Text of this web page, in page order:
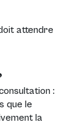
attendre
:
que le
la